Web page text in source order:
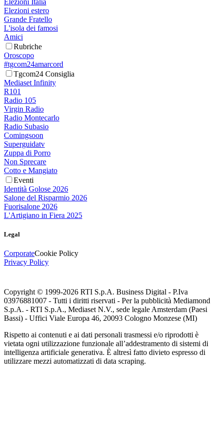
Elezioni estero
Grande Fratello
L'isola dei famosi
Amici
Rubriche
Oroscopo
#tgcom24amarcord
Tgcom24 Consiglia
Mediaset Infinity
R101
Radio 105
Virgin Radio
Radio Montecarlo
Radio Subasio
Comingsoon
Superguidatv
Zuppa di Porro
Non Sprecare
Cotto e Mangiato
Eventi
Identità Golose 2026
Salone del Risparmio 2026
Fuorisalone 2026
L'Artigiano in Fiera 2025
Legal
CorporateCookie Policy
Privacy Policy
Copyright © 1999-2026 RTI S.p.A. Business Digital - P.Iva
03976881007 - Tutti i diritti riservati - Per la pubblicità Mediamond
S.p.A. - RTI S.p.A., Mediaset N.V., sede legale Amsterdam (Paesi
Bassi) - Uffici Viale Europa 46, 20093 Cologno Monzese (MI)
Rispetto ai contenuti e ai dati personali trasmessi e/o riprodotti è
vietata ogni utilizzazione funzionale all’addestramento di sistemi di
intelligenza artificiale generativa. È altresì fatto divieto espresso di
utilizzare mezzi automatizzati di data scraping.